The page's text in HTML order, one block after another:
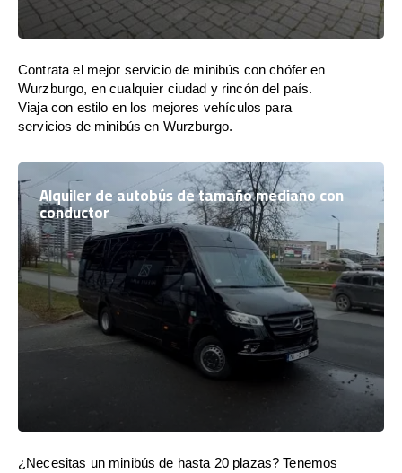
Contrata el mejor servicio de minibús con chófer en
Wurzburgo, en cualquier ciudad y rincón del país.
Viaja con estilo en los mejores vehículos para
servicios de minibús en Wurzburgo.
Alquiler de autobús de tamaño mediano con
conductor
¿Necesitas un minibús de hasta 20 plazas? Tenemos